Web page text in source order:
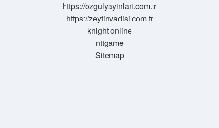
https://ozgulyayinlari.com.tr
https://zeytinvadisi.com.tr
knight online
nttgame
Sitemap